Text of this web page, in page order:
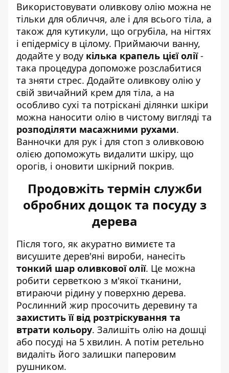
Використовувати оливкову олію можна не
тільки для обличчя, але і для всього тіла, а
також для кутикули, що огрубіла, на нігтях
і епідермісу в цілому. Приймаючи ванну,
додайте у воду кілька крапель цієї олії-
така процедура допоможе розслабитися
та зняти стрес. Додайте оливкову олію у
свій звичайний крем для тіла, а на
особливо сухі та потріскані ділянки шкіри
можна наносити олію в чистому вигляді та
розподіляти масажними рухами.
Ванночки для рук і для стоп з оливковою
олією допоможуть видалити шкіру, що
орогів, і оновити шкірний покрив.
Продовжіть термін служби
обробних дощок та посуду з
дерева
Після того, як акуратно вимиєте та
висушите дерев'яні вироби, нанесіть
тонкий шар оливкової олії. Це можна
робити серветкою з м'якої тканини,
втираючи рідину у поверхню дерева.
Рослинний жир просочить деревину та
захистить її від розтріскування та
втрати кольору. Залишіть олію на дошці
або посуді на 5 хвилин. А потім ретельно
видаліть його залишки паперовим
рушником.